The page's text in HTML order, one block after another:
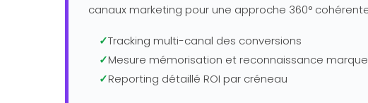
canaux marketing pour une approche 360°
✓Tracking multi-canal des conversions
✓Mesure mémorisation et reconnaissance marque
✓Reporting détaillé ROI par créneau